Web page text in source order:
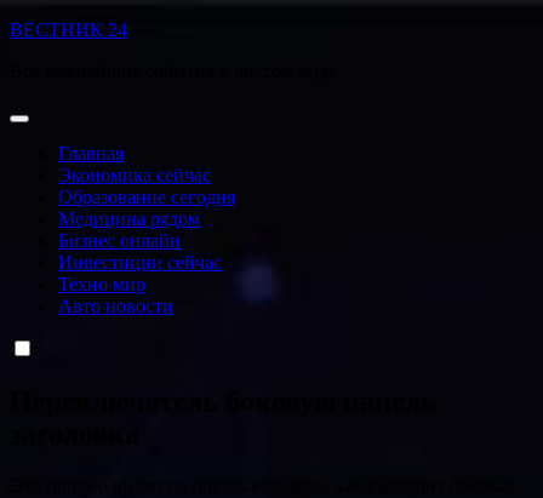
Перейти
ВЕСТНИК 24
Главная
Экономика сейчас
Образование сегодня
Медицина рядом
Бизнес онлайн
Инвестиции сейчас
Техно мир
Авто новости